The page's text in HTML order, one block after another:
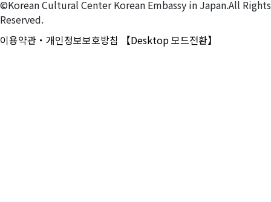
©Korean Cultural Center Korean Embassy in Japan.All Rights
Reserved.
이용약관・개인정보보호방침
【Desktop 모드전환】